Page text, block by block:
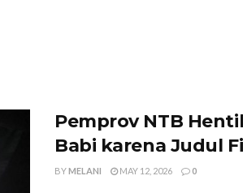
Pemprov NTB
Babi karena Judul
BYMELANI MAY 12, 2026 0